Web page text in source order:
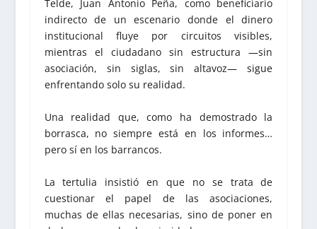
Telde, Juan Antonio Peña, como beneficiario
indirecto de un escenario donde el dinero
institucional fluye por circuitos visibles,
mientras el ciudadano sin estructura —sin
asociación, sin siglas, sin altavoz— sigue
enfrentando solo su realidad.
Una realidad que, como ha demostrado la
borrasca, no siempre está en los informes…
pero sí en los barrancos.
La tertulia insistió en que no se trata de
cuestionar el papel de las asociaciones,
muchas de ellas necesarias, sino de poner en